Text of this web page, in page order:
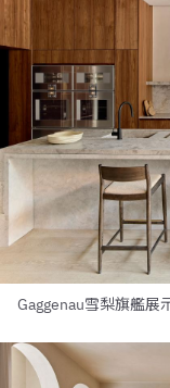
Gaggenau雪梨旗艦展